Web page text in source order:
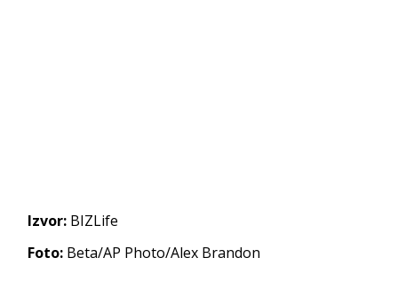
Izvor: BIZLife
Foto: Beta/AP Photo/Alex Brandon